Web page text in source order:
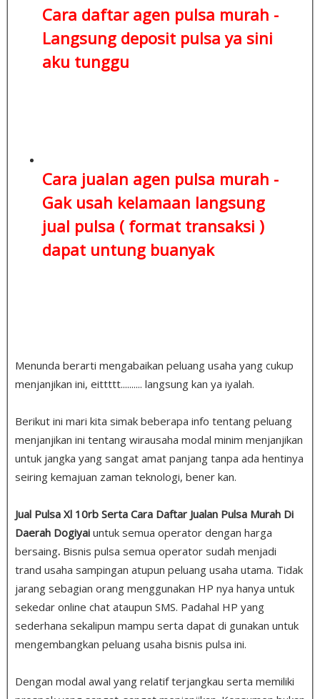
Cara daftar agen pulsa murah -
Langsung deposit pulsa ya sini
aku tunggu
Cara jualan agen pulsa murah -
Gak usah kelamaan langsung
jual pulsa ( format transaksi )
dapat untung buanyak
Menunda berarti mengabaikan peluang usaha yang cukup
menjanjikan ini, eittttt.......... langsung kan ya iyalah.
Berikut ini mari kita simak beberapa info tentang peluang
menjanjikan ini tentang wirausaha modal minim menjanjikan
untuk jangka yang sangat amat panjang tanpa ada hentinya
seiring kemajuan zaman teknologi, bener kan.
Jual Pulsa Xl 10rb Serta Cara Daftar Jualan Pulsa Murah Di
Daerah Dogiyai untuk semua operator dengan harga
bersaing. Bisnis pulsa semua operator sudah menjadi
trand usaha sampingan atupun peluang usaha utama. Tidak
jarang sebagian orang menggunakan HP nya hanya untuk
sekedar online chat ataupun SMS. Padahal HP yang
sederhana sekalipun mampu serta dapat di gunakan untuk
mengembangkan peluang usaha bisnis pulsa ini.
Dengan modal awal yang relatif terjangkau serta memiliki